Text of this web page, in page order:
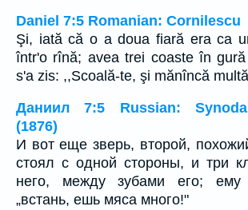
Daniel 7:5 Romanian: Cornilescu
Şi, iată că o a doua fiară era ca
într'o rînă; avea trei coaste în
s'a zis: ,,Scoală-te, şi mănîncă
Даниил 7:5 Russian:
(1876)
И вот еще зверь, второй,
стоял с одной стороны, и три
него, между зубами его; ему
„встань, ешь мяса много!"